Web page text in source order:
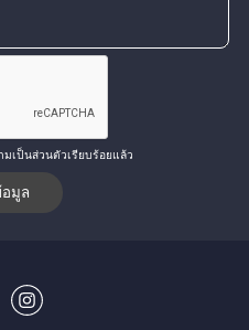
เป็นส่วนตัวเรียบร้อยแล้ว